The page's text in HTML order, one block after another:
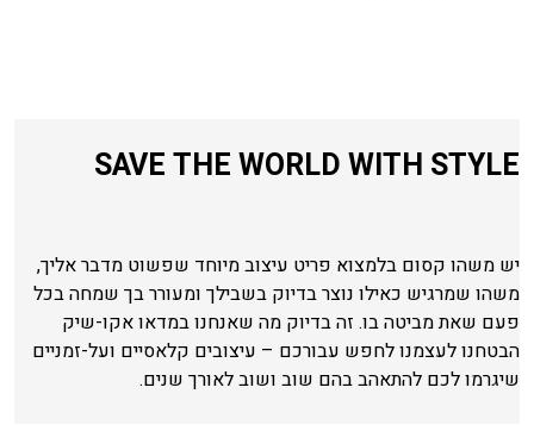
SAVE THE WORLD WITH STYLE
יש משהו קסום בלמצוא פריט עיצוב מיוחד שפשוט מדבר אליך,
משהו שמרגיש כאילו נוצר בדיוק בשבילך ומעורר בך שמחה בכל
פעם שאת מביטה בו. זה בדיוק מה שאנחנו במדאו אקו-שיק
הבטחנו לעצמנו לחפש עבורכם – עיצובים קלאסיים ועל-זמניים
שיגרמו לכם להתאהב בהם שוב ושוב לאורך שנים.